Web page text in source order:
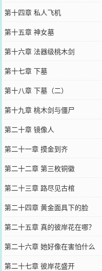
第十四章 私人飞机
第十五章 神女墓
第十六章 法器级桃木剑
第十七章 下墓
第十八章 下墓（二）
第十九章 桃木剑与僵尸
第二十章 镜像人
第二十一章 摸金到齐
第二十二章 第三枚铜徽
第二十三章 路尽见古棺
第二十四章 黄金面具下的脸
第二十五章 真的彼岸花在哪？
第二十六章 她好像在害怕什么
第二十七章 彼岸花盛开